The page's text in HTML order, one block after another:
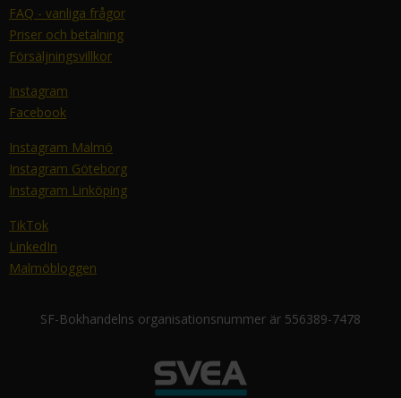
FAQ - vanliga frågor
Priser och betalning
Försäljningsvillkor
Instagram
Facebook
Instagram Malmö
Instagram Göteborg
Instagram Linköping
TikTok
LinkedIn
Malmöbloggen
SF-Bokhandelns organisationsnummer är 556389-7478